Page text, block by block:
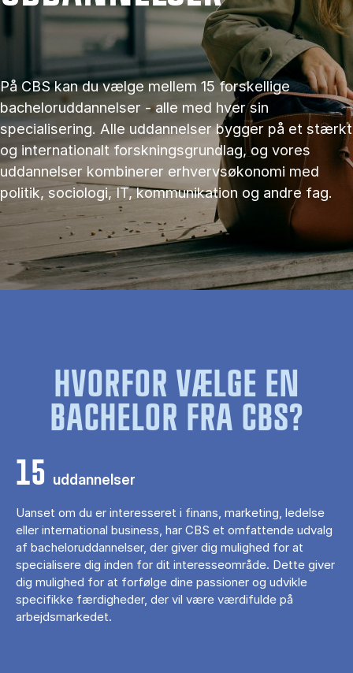
På CBS kan du vælge mellem 15 forskellige
bacheloruddannelser - alle med hver sin
specialisering. Alle uddannelser bygger på et stærkt
og internationalt forskningsgrundlag, og vores
uddannelser kombinerer erhvervsøkonomi med
politik, sociologi, IT, kommunikation og andre fag.
HVORFOR VÆLGE EN
BACHELOR FRA CBS?
15 uddannelser
Uanset om du er interesseret i finans, marketing, ledelse
eller international business, har CBS et omfattende udvalg
af bacheloruddannelser, der giver dig mulighed for at
specialisere dig inden for dit interesseområde. Dette giver
dig mulighed for at forfølge dine passioner og udvikle
specifikke færdigheder, der vil være værdifulde på
arbejdsmarkedet.